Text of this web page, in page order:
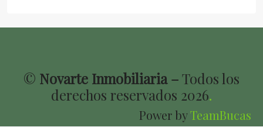
© Novarte Inmobiliaria –Todos los
derechos reservados 2026.
Power byTeamBucas